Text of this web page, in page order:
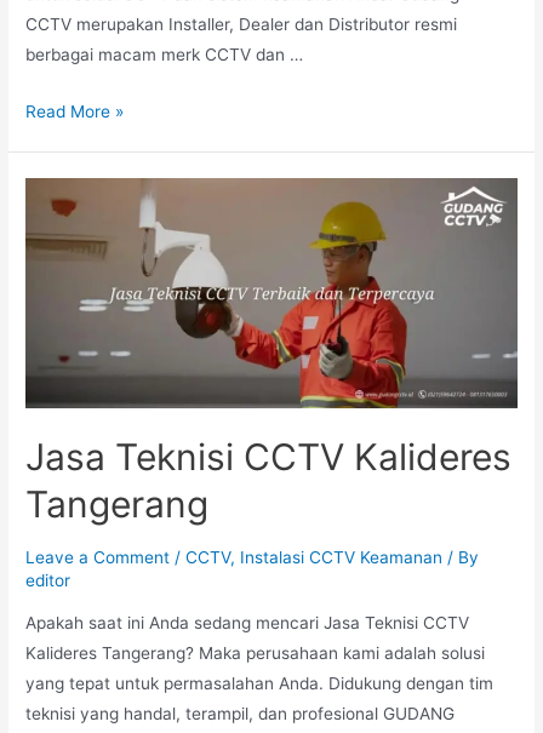
CCTV merupakan Installer, Dealer dan Distributor resmi
berbagai macam merk CCTV dan …
Read More »
Jasa Teknisi CCTV Kalideres
Tangerang
Leave a Comment /CCTV, Instalasi CCTV Keamanan / By
editor
Apakah saat ini Anda sedang mencari Jasa Teknisi CCTV
Kalideres Tangerang? Maka perusahaan kami adalah solusi
yang tepat untuk permasalahan Anda. Didukung dengan tim
teknisi yang handal, terampil, dan profesional GUDANG